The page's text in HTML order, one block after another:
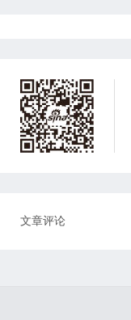
文章评论